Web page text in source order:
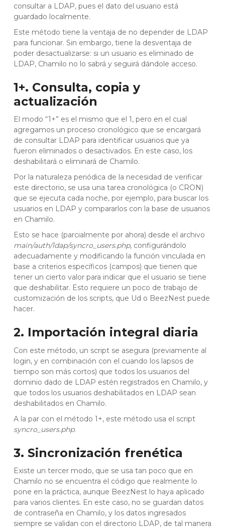
consultar a LDAP, pues el dato del usuario está
guardado localmente.
Este método tiene la ventaja de no depender de LDAP
para funcionar. Sin embargo, tiene la desventaja de
poder desactualizarse: si un usuario es eliminado de
LDAP, Chamilo no lo sabrá y seguirá dándole acceso.
1+. Consulta, copia y
actualización
El modo “1+” es el mismo que el 1, pero en el cual
agregamos un proceso cronológico que se encargará
de consultar LDAP para identificar usuarios que ya
fueron eliminados o desactivados. En este caso, los
deshabilitará o eliminará de Chamilo.
Por la naturaleza periódica de la necesidad de verificar
este directorio, se usa una tarea cronológica (o CRON)
que se ejecuta cada noche, por ejemplo, para buscar los
usuarios en LDAP y compararlos con la base de usuarios
en Chamilo.
Esto se hace (parcialmente por ahora) desde el archivo
main/auth/ldap/syncro_users.php, configurándolo
adecuadamente y modificando la función vinculada en
base a criterios específicos (campos) que tienen que
tener un cierto valor para indicar que el usuario se tiene
que deshabilitar. Esto requiere un poco de trabajo de
customización de los scripts, que Ud o BeezNest puede
hacer.
2. Importación integral diaria
Con este método, un script se asegura (previamente al
login, y en combinación con el cuando los lapsos de
tiempo son más cortos) que todos los usuarios del
dominio dado de LDAP estén registrados en Chamilo, y
que todos los usuarios deshabilitados en LDAP sean
deshabilitados en Chamilo.
A la par con el método 1+, este método usa el script
syncro_users.php.
3. Sincronización frenética
Existe un tercer modo, que se usa tan poco que en
Chamilo no se encuentra el código que realmente lo
pone en la práctica, aunque BeezNest lo haya aplicado
para varios clientes. En este caso, no se guardan datos
de contraseña en Chamilo, y los datos ingresados
siempre se validan con el directorio LDAP, de tal manera